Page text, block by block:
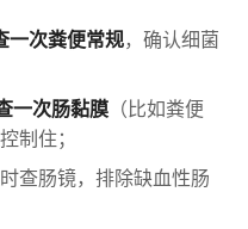
一次粪便常规，确认细菌
一次肠黏膜 （比如粪便
制住；
查肠镜，排除缺血性肠